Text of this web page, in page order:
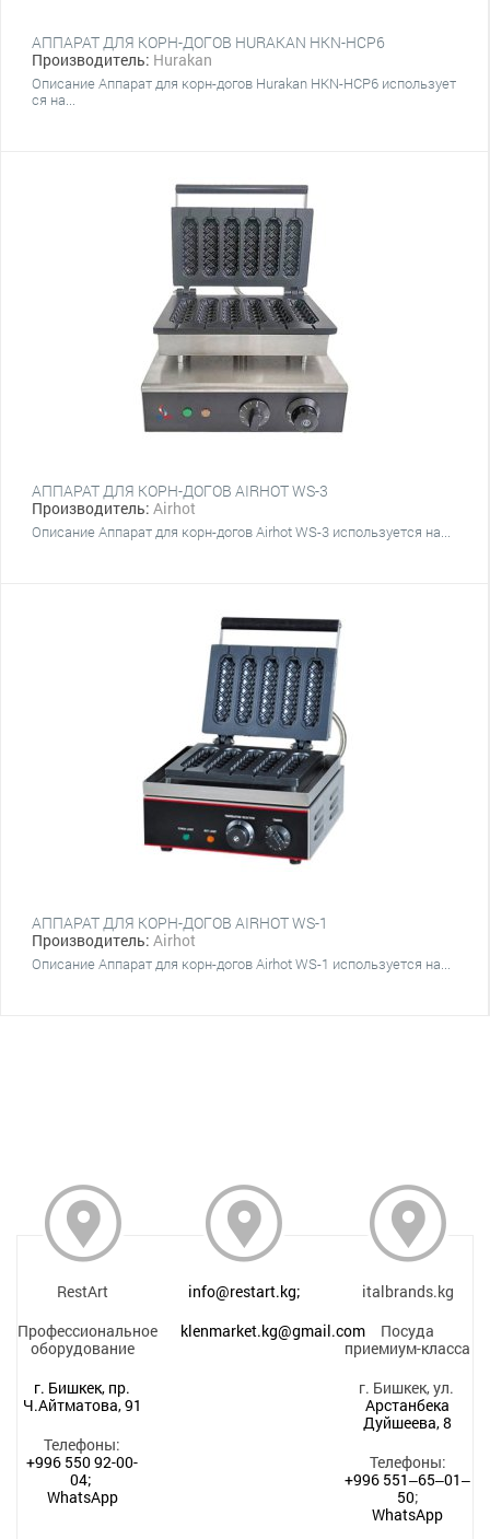
АППАРАТ ДЛЯ КОРН-ДОГОВ HURAKAN HKN-HCP6
Производитель: Hurakan
Описание Аппарат для корн-догов Hurakan HKN-HCP6 использует
ся на...
АППАРАТ ДЛЯ КОРН-ДОГОВ AIRHOT WS-3
Производитель: Airhot
Описание Аппарат для корн-догов Airhot WS-3 используется на...
АППАРАТ ДЛЯ КОРН-ДОГОВ AIRHOT WS-1
Производитель: Airhot
Описание Аппарат для корн-догов Airhot WS-1 используется на...
RestArt
Профессиональное
оборудование
г. Бишкек, пр.
Ч.Айтматова, 91
Телефоны:
+996 550 92-00-
04;
WhatsApp
info@restart.kg;
klenmarket.kg@gmail.com
italbrands.kg
Посуда
приемиум-класса
г. Бишкек, ул.
Арстанбека
Дуйшеева, 8
Телефоны:
+996 551‒65‒01‒
50;
WhatsApp